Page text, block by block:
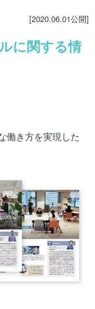
[2020.06.01公開]
に関する情
働き方を実現した